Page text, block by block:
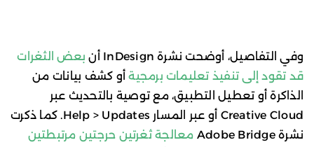
وفي التفاصيل، أوضحت نشرة InDesign أن
بعض الثغرات
قد تقود إلى تنفيذ تعليمات برمجية أو كشف بيانات من
الذاكرة أو تعطيل التطبيق، مع توصية بالتحديث عبر
Creative Cloud أو عبر المسار Help > Updates. كما ذكرت
نشرة Adobe Bridge
معالجة ثغرتين حرجتين مرتبطتين